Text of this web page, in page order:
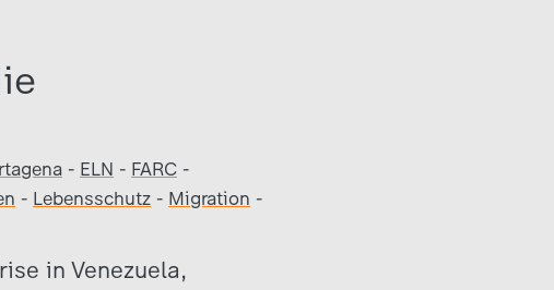
- ELN - FARC -
- Lebensschutz - Migration -
in Venezuela,